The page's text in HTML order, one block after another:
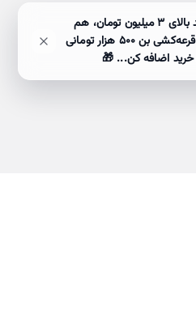
🎉 حراج ۵۰٪ آخر هفته! با خرید بالای 3 میلیون تومان، هم
ارسالت رایگان میشه، هم وارد قرعه‌کشی بن ۵۰۰ هزار تومانی
اضافه کن... 🎁